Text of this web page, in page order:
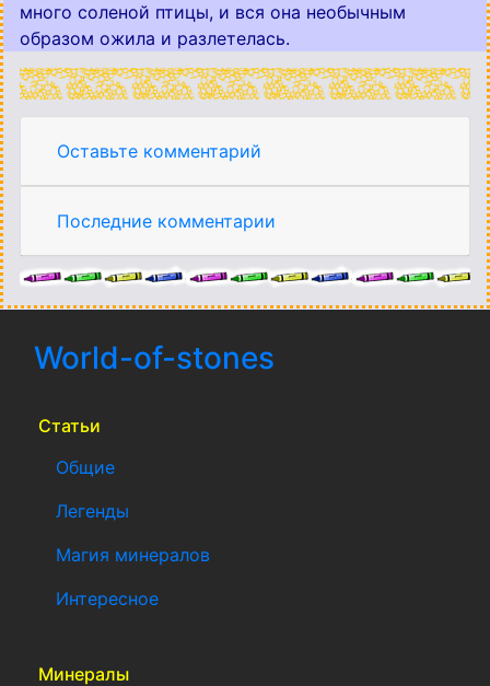
много соленой птицы, и вся она необычным
образом ожила и разлетелась.
Оставьте комментарий
Последние комментарии
World-of-stones
Статьи
Общие
Легенды
Магия минералов
Интересное
Минералы